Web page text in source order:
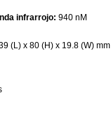
infrarrojo: 940 nM
(L) x 80 (H) x 19.8 (W) mm